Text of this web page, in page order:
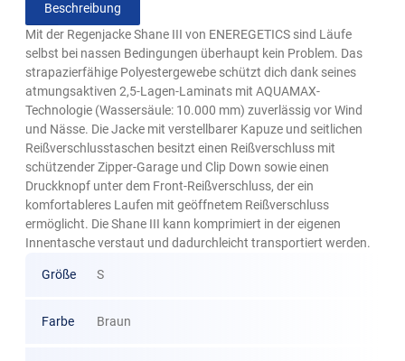
Beschreibung
Mit der Regenjacke Shane III von ENEREGETICS sind Läufe
selbst bei nassen Bedingungen überhaupt kein Problem. Das
strapazierfähige Polyestergewebe schützt dich dank seines
atmungsaktiven 2,5-Lagen-Laminats mit AQUAMAX-
Technologie (Wassersäule: 10.000 mm) zuverlässig vor Wind
und Nässe. Die Jacke mit verstellbarer Kapuze und seitlichen
Reißverschlusstaschen besitzt einen Reißverschluss mit
schützender Zipper-Garage und Clip Down sowie einen
Druckknopf unter dem Front-Reißverschluss, der ein
komfortableres Laufen mit geöffnetem Reißverschluss
ermöglicht. Die Shane III kann komprimiert in der eigenen
Innentasche verstaut und dadurchleicht transportiert werden.
Größe S
Farbe Braun